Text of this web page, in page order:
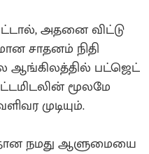
அதனை விட்டு
சாதனம் நிதி
ஆங்கிலத்தில் பட்ஜெட்
மூலமே
முடியும்.
மீதான நமது ஆளுமையை